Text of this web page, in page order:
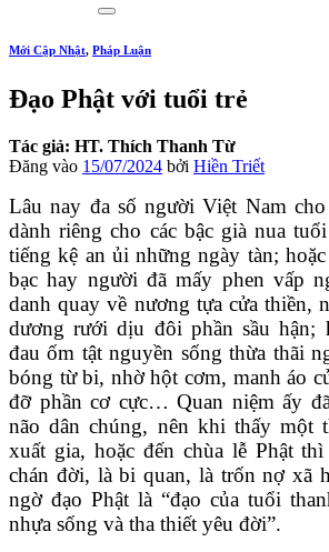
Mới Cập Nhật, Pháp Luận
Đạo Phật với tuổi trẻ
Tác giả: HT. Thích Thanh Từ
Đăng vào 15/07/2024 bởi Hiền Triết
Lâu nay đa số người Việt Nam
dành riêng cho các bậc già nua
tiếng kệ an ủi những ngày tàn;
bạc hay người đã mấy phen vấp
danh quay về nương tựa cửa thiền,
dương rưới dịu đôi phần sầu hận;
đau ốm tật nguyền sống thừa thãi
bóng từ bi, nhờ hột cơm, manh áo
đỡ phần cơ cực… Quan niệm ấy
não dân chúng, nên khi thấy một
xuất gia, hoặc đến chùa lễ Phật
chán đời, là bi quan, là trốn nợ xã
ngờ đạo Phật là “đạo của tuổi
nhựa sống và tha thiết yêu đời”.